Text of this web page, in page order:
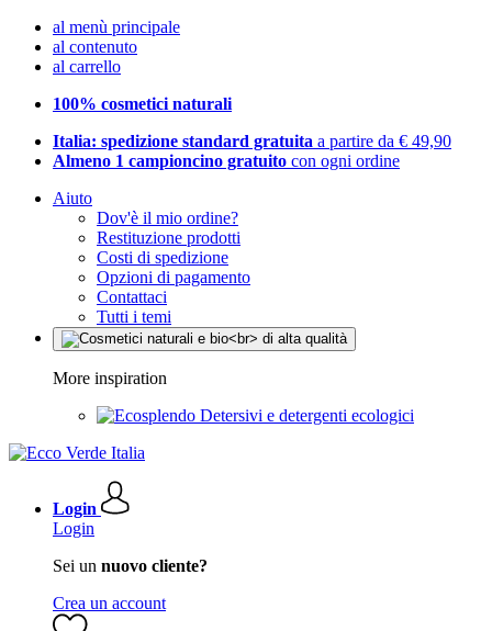
al menù principale
al contenuto
al carrello
100% cosmetici naturali
Italia: spedizione standard gratuita a partire da € 49,90
Almeno 1 campioncino gratuito con ogni ordine
Aiuto
Dov'è il mio ordine?
Restituzione prodotti
Costi di spedizione
Opzioni di pagamento
Contattaci
Tutti i temi
More inspiration
Detersivi e detergenti ecologici
Login
Login
Sei un nuovo cliente?
Crea un account